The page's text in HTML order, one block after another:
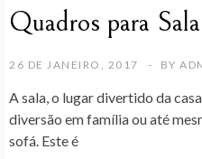
Quadros para Sala
26 DE JANEIRO, 2017 BY
A sala, o lugar divertido da
diversão em família ou até
sofá. Este é